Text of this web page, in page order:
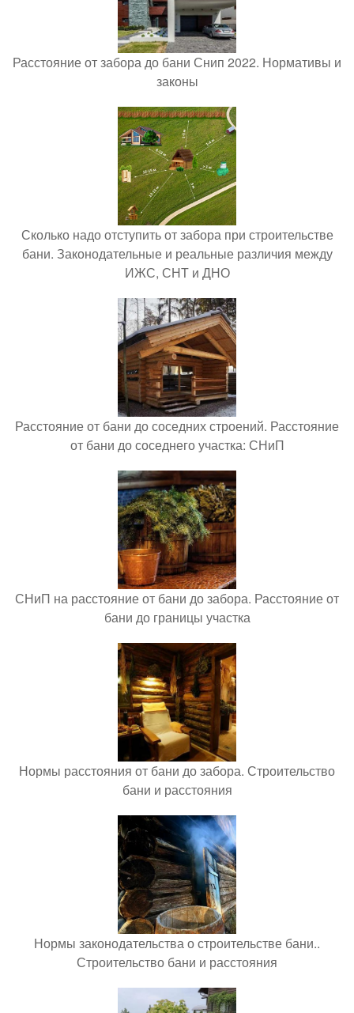
Расстояние от забора до бани Снип 2022. Нормативы и
законы
Сколько надо отступить от забора при строительстве
бани. Законодательные и реальные различия между
ИЖС, СНТ и ДНО
Расстояние от бани до соседних строений. Расстояние
от бани до соседнего участка: СНиП
СНиП на расстояние от бани до забора. Расстояние от
бани до границы участка
Нормы расстояния от бани до забора. Строительство
бани и расстояния
Нормы законодательства о строительстве бани..
Строительство бани и расстояния